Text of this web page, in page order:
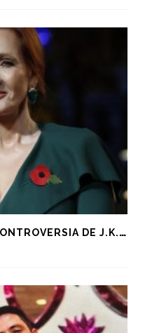
C
ONFLICTOS Y LEYES: LA CONTROVERSIA DE J.K. ROWLING Y LA NUEVA LEY EN ESCOCIA